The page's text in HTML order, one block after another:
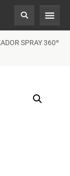
SPRAY 360º